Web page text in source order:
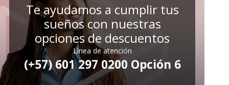
Te ayudamos a cumplir tus
sueños con nuestras
opciones de descuentos
Línea de atención
(+57) 601 297 0200 Opción 6